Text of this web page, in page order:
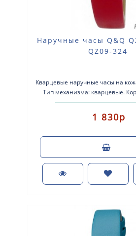
Наручные часы Q&Q
QZ09-324
Кварцевые наручные часы на
Тип механизма: кварцевые.
серебристым
1 830р